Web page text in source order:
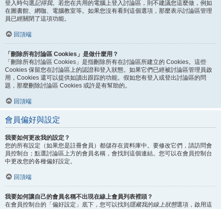
登入時勾選記得我。若您在共用的電腦上登入討論區，則不建議您這麼做，例如
在圖書館、網咖、電腦教室等。如果您沒有看到這個選項，那麼表示討論區管理
員已經關閉了這項功能。
回頂端
「刪除所有討論區 Cookies」是做什麼用？
「刪除所有討論區 Cookies」是指刪除所有在討論區所建立的 Cookies。這些
Cookies 保留您在討論區上的認證和登入狀態。如果它們已經被討論區管理員啟
用，Cookies 還可以提供如讀出跟踪的功能。假如您有登入或登出討論區的問
題，那麼刪除討論區 Cookies 或許是有幫助的。
回頂端
會員偏好與設定
我要如何更改我的設定？
您的所有設定（如果您是註冊會員）都儲存在資料庫中。要修改它們，請訪問會
員控制台；點選討論區上方的會員名稱，會找到這個連結。您可以在會員控制台
中更改您的各種偏好設定。
回頂端
我要如何讓自己的會員名稱不出現在線上會員列表裡頭？
在會員控制台的「偏好設定」底下，您可以找到 隱藏我的線上狀態選項，啟用這